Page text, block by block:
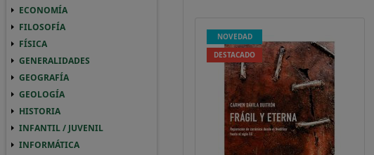
ECONOMÍA
FILOSOFÍA FILOSOFIA FILOSOFÍA
FÍSICA
GENERALIDADES GENERALIDADES GENERALIDADES
GEOGRAFÍA GEOGRAFIA GEOGRAFÍA
GEOLOGÍA GEOLOGIA GEOLOGÍA
HISTORIA HISTORIA HISTORIA
INFANTIL / JUVENIL INFANTIL / JUVENIL INFANTIL / JUVENIL
INFORMÁTICA INFORMATICA INFORMÁTICA
NOVEDAD
DESTACADO